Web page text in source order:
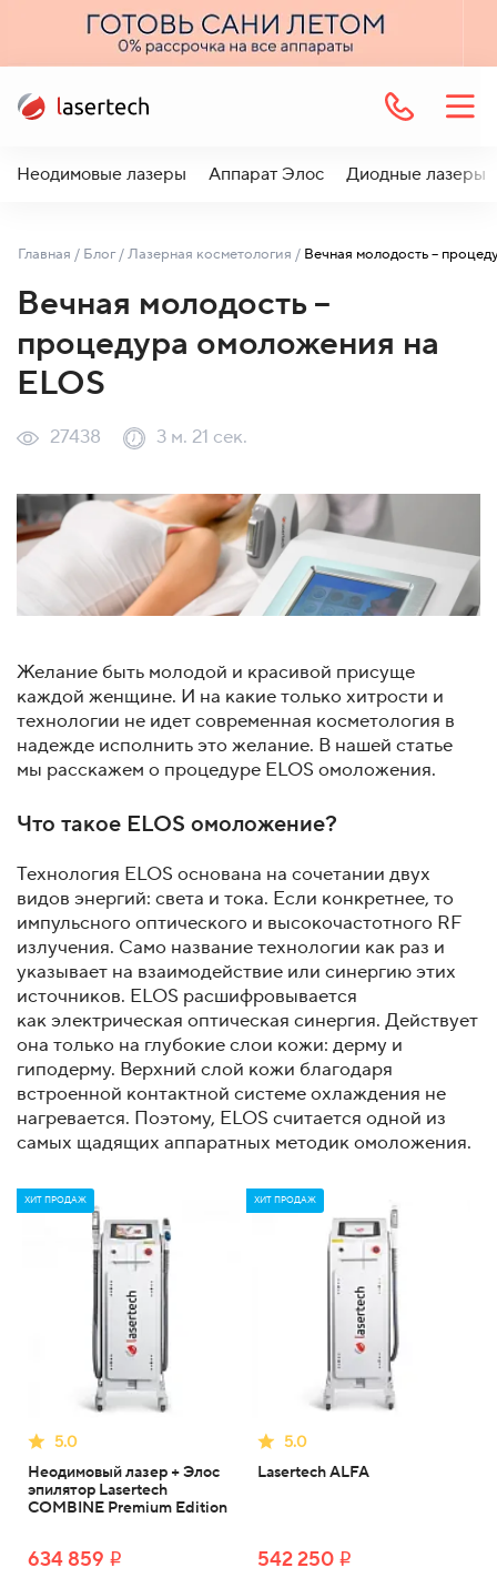
Неодимовые лазеры Аппарат Элос Диодные лазеры
Главная / Блог /Лазерная косметология /
Вечная молодость –
процедура омоложения на
ELOS
27438 3 м. 21 сек.
Желание быть молодой и красивой присуще
каждой женщине. И на какие только хитрости и
технологии не идет современная косметология в
надежде исполнить это желание. В нашей статье
мы расскажем о процедуре ELOS омоложения.
Что такое ELOS омоложение?
Технология ELOS основана на сочетании двух
видов энергий: света и тока. Если конкретнее, то
импульсного оптического и высокочастотного RF
излучения. Само название технологии как раз и
указывает на взаимодействие или синергию этих
источников. ELOS расшифровывается
как электрическая оптическая синергия. Действует
она только на глубокие слои кожи: дерму и
гиподерму. Верхний слой кожи благодаря
встроенной контактной системе охлаждения не
нагревается. Поэтому, ELOS считается одной из
самых щадящих аппаратных методик омоложения.
ХИТ ПРОДАЖ
5.0
Неодимовый лазер + Элос
эпилятор Lasertech
COMBINE Premium Edition
634 859 i
ХИТ ПРОДАЖ
5.0
Lasertech ALFA
542 250 i